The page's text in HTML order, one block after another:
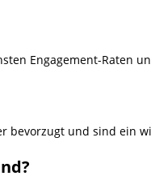
Engagement-Raten
bevorzugt und sind ein